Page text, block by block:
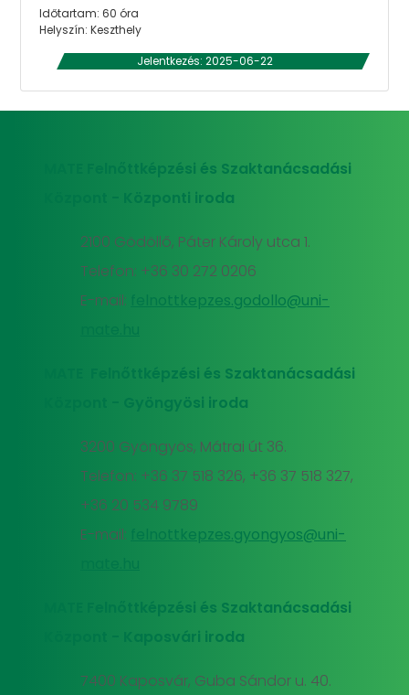
Időtartam: 60 óra
Helyszín: Keszthely
Jelentkezés: 2025-06-22
MATE Felnőttképzési és Szaktanácsadási
Központ - Központi iroda
2100 Gödöllő, Páter Károly utca 1.
Telefon: +36 30 272 0206
E-mail:
felnottkepzes.godollo@uni-
MATE Felnőttképzési és Szaktanácsadási
Központ - Gyöngyösi iroda
3200 Gyöngyös, Mátrai út 36.
Telefon: +36 37 518 326, +36 37 518 327,
+36 20 534 9789
E-mail:
felnottkepzes.gyongyos@uni-
MATE Felnőttképzési és Szaktanácsadási
Központ - Kaposvári iroda
7400 Kaposvár, Guba Sándor u. 40.